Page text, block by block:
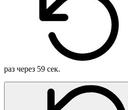
раз через 59 сек.